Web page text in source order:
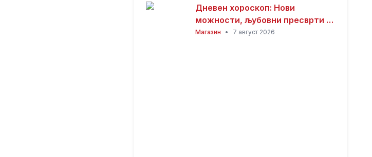
Дневен хороскоп: Нови
можности, љубовни пресврти и
совети за здравјето за сите
Магазин • 7 август 2026